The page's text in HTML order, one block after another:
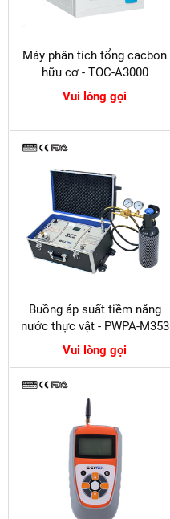
Máy phân tích tổng cacbon
hữu cơ - TOC-A3000
Vui lòng gọi
Buồng áp suất tiềm năng
nước thực vật - PWPA-M353
Vui lòng gọi